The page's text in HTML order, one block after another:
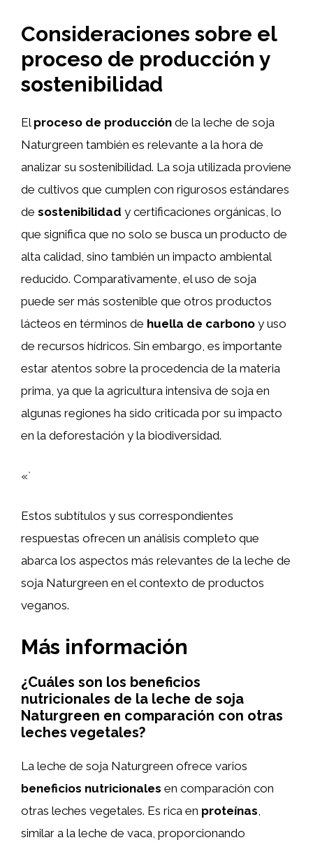
Consideraciones sobre el
proceso de producción y
sostenibilidad
El proceso de producción de la leche de soja
Naturgreen también es relevante a la hora de
analizar su sostenibilidad. La soja utilizada proviene
de cultivos que cumplen con rigurosos estándares
de sostenibilidad y certificaciones orgánicas, lo
que significa que no solo se busca un producto de
alta calidad, sino también un impacto ambiental
reducido. Comparativamente, el uso de soja
puede ser más sostenible que otros productos
lácteos en términos de huella de carbono y uso
de recursos hídricos. Sin embargo, es importante
estar atentos sobre la procedencia de la materia
prima, ya que la agricultura intensiva de soja en
algunas regiones ha sido criticada por su impacto
en la deforestación y la biodiversidad.
«`
Estos subtítulos y sus correspondientes
respuestas ofrecen un análisis completo que
abarca los aspectos más relevantes de la leche de
soja Naturgreen en el contexto de productos
veganos.
Más información
¿Cuáles son los beneficios
nutricionales de la leche de soja
Naturgreen en comparación con otras
leches vegetales?
La leche de soja Naturgreen ofrece varios
beneficios nutricionales en comparación con
otras leches vegetales. Es rica en proteínas
similar a la leche de vaca, proporcionando